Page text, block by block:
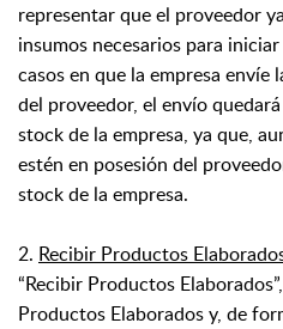
representar que el proveedor
insumos necesarios para
casos en que la empresa
del proveedor, el envío
stock de la empresa, ya que,
estén en posesión del
stock de la empresa.
2. Recibir Productos
“Recibir Productos
Productos Elaborados y, de